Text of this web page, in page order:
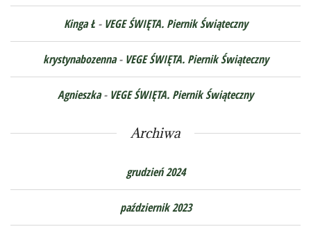
Kinga Ł- VEGE ŚWIĘTA. Piernik Świąteczny
krystynabozenna- VEGE ŚWIĘTA. Piernik Świąteczny
Agnieszka- VEGE ŚWIĘTA. Piernik Świąteczny
Archiwa
grudzień 2024
październik 2023